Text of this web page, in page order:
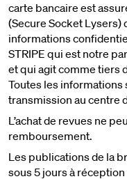
carte bancaire est
(Secure Socket
informations
STRIPE qui est notre
et qui agit comme tiers
Toutes les
transmission au centre
L’achat de revues ne
remboursement.
Les publications de la
sous 5 jours à